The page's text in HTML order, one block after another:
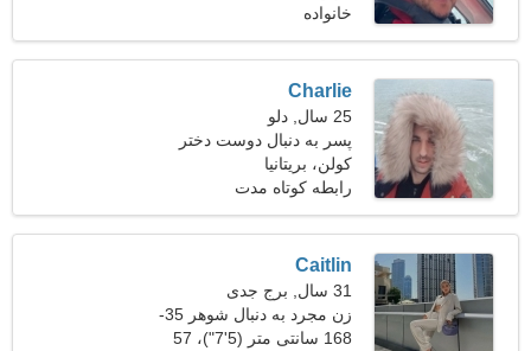
خانواده
Charlie
25 سال, دلو
پسر به دنبال دوست دختر
است
کولن، بریتانیا
رابطه کوتاه مدت
Caitlin
31 سال, برج جدی
زن مجرد به دنبال شوهر 35-
43
168 سانتی متر (5'7")، 57